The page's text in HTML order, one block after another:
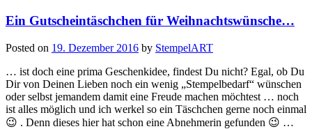
Ein Gutscheintäschchen für Weihnachtswünsche…
Posted on 19. Dezember 2016 by StempelART
… ist doch eine prima Geschenkidee, findest Du nicht? Egal, ob Du
Dir von Deinen Lieben noch ein wenig „Stempelbedarf“ wünschen
oder selbst jemandem damit eine Freude machen möchtest … noch
ist alles möglich und ich werkel so ein Täschchen gerne noch einmal
😉 . Denn dieses hier hat schon eine Abnehmerin gefunden 😉 …